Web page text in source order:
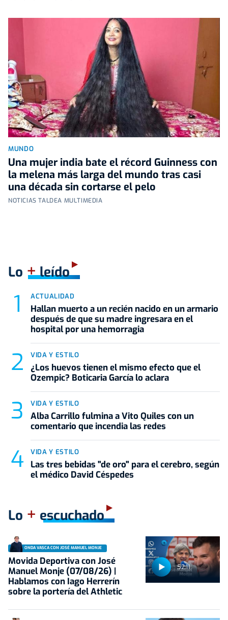
MUNDO
Una mujer india bate el récord Guinness con
la melena más larga del mundo tras casi
una década sin cortarse el pelo
NOTICIAS TALDEA MULTIMEDIA
Lo +leído
ACTUALIDAD
Hallan muerto a un recién nacido en un armario
después de que su madre ingresara en el
hospital por una hemorragia
VIDA Y ESTILO
¿Los huevos tienen el mismo efecto que el
Ozempic? Boticaria García lo aclara
VIDA Y ESTILO
Alba Carrillo fulmina a Vito Quiles con un
comentario que incendia las redes
VIDA Y ESTILO
Las tres bebidas "de oro" para el cerebro, según
el médico David Céspedes
Lo + escuchado
52:11
ONDA VASCA CON JOSÉ MANUEL MONJE
Movida Deportiva con José
Manuel Monje (07/08/26) |
Hablamos con Iago Herrerín
sobre la portería del Athletic